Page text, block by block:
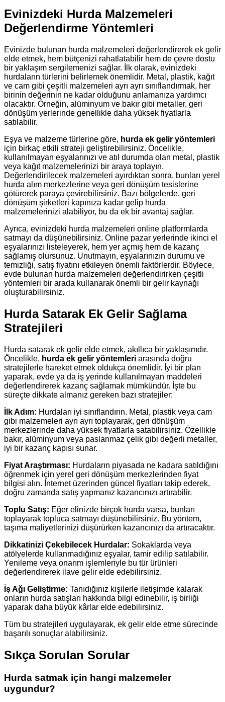
Evinizdeki Hurda Malzemeleri
Değerlendirme Yöntemleri
Evinizde bulunan hurda malzemeleri değerlendirerek ek gelir
elde etmek, hem bütçenizi rahatlatabilir hem de çevre dostu
bir yaklaşım sergilemenizi sağlar. İlk olarak, evinizdeki
hurdaların türlerini belirlemek önemlidir. Metal, plastik, kağıt
ve cam gibi çeşitli malzemeleri ayrı ayrı sınıflandırmak, her
birinin değerinin ne kadar olduğunu anlamanıza yardımcı
olacaktır. Örneğin, alüminyum ve bakır gibi metaller, geri
dönüşüm yerlerinde genellikle daha yüksek fiyatlarla
satılabilir.
Eşya ve malzeme türlerine göre, hurda ek gelir yöntemleri
için birkaç etkili strateji geliştirebilirsiniz. Öncelikle,
kullanılmayan eşyalarınızı ve atıl durumda olan metal, plastik
veya kağıt malzemelerinizi bir araya toplayın.
Değerlendirilecek malzemeleri ayırdıktan sonra, bunları yerel
hurda alım merkezlerine veya geri dönüşüm tesislerine
götürerek paraya çevirebilirsiniz. Bazı bölgelerde, geri
dönüşüm şirketleri kapınıza kadar gelip hurda
malzemelerinizi alabiliyor, bu da ek bir avantaj sağlar.
Ayrıca, evinizdeki hurda malzemeleri online platformlarda
satmayı da düşünebilirsiniz. Online pazar yerlerinde ikinci el
eşyalarınızı listeleyerek, hem yer açmış hem de kazanç
sağlamış olursunuz. Unutmayın, eşyalarınızın durumu ve
temizliği, satış fiyatını etkileyen önemli faktörlerdir. Böylece,
evde bulunan hurda malzemeleri değerlendirirken çeşitli
yöntemleri bir arada kullanarak önemli bir gelir kaynağı
oluşturabilirsiniz.
Hurda Satarak Ek Gelir Sağlama
Stratejileri
Hurda satarak ek gelir elde etmek, akıllıca bir yaklaşımdır.
Öncelikle, hurda ek gelir yöntemleri arasında doğru
stratejilerle hareket etmek oldukça önemlidir. İyi bir plan
yaparak, evde ya da iş yerinde kullanılmayan maddeleri
değerlendirerek kazanç sağlamak mümkündür. İşte bu
süreçte dikkate almanız gereken bazı stratejiler:
İlk Adım: Hurdaları iyi sınıflandırın. Metal, plastik veya cam
gibi malzemeleri ayrı ayrı toplayarak, geri dönüşüm
merkezlerinde daha yüksek fiyatlarla satabilirsiniz. Özellikle
bakır, alüminyum veya paslanmaz çelik gibi değerli metaller,
iyi bir kazanç kapısı sunar.
Fiyat Araştırması: Hurdaların piyasada ne kadara satıldığını
öğrenmek için yerel geri dönüşüm merkezlerinden fiyat
bilgisi alın. İnternet üzerinden güncel fiyatları takip ederek,
doğru zamanda satış yapmanız kazancınızı artırabilir.
Toplu Satış: Eğer elinizde birçok hurda varsa, bunları
toplayarak topluca satmayı düşünebilirsiniz. Bu yöntem,
taşıma maliyetlerinizi düşürürken kazancınızı da artıracaktır.
Dikkatinizi Çekebilecek Hurdalar: Sokaklarda veya
atölyelerde kullanmadığınız eşyalar, tamir edilip satılabilir.
Yenileme veya onarım işlemleriyle bu tür ürünleri
değerlendirerek ilave gelir elde edebilirsiniz.
İş Ağı Geliştirme: Tanıdığınız kişilerle iletişimde kalarak
onların hurda satışları hakkında bilgi edinebilir, iş birliği
yaparak daha büyük kârlar elde edebilirsiniz.
Tüm bu stratejileri uygulayarak, ek gelir elde etme sürecinde
başarılı sonuçlar alabilirsiniz.
Sıkça Sorulan Sorular
Hurda satmak için hangi malzemeler
uygundur?